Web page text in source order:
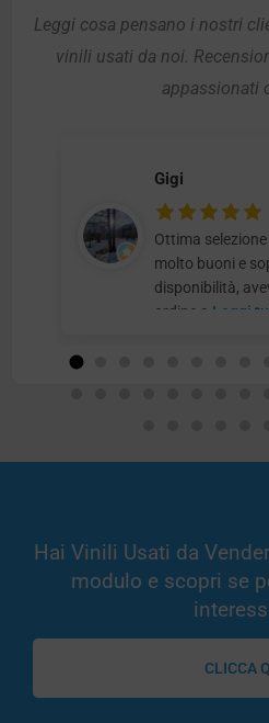
Leggi cosa pensano i nostri
vinili usati da noi.
appassionati
Gigi
Ottima
molto buoni e
disponibilità,
ordine e Leggi
Hai Vinili Usati da
modulo e scopri se
CLICCA